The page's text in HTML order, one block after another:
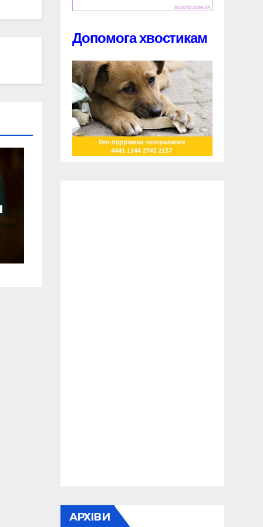
Допомога хвостикам
АРХІВИ